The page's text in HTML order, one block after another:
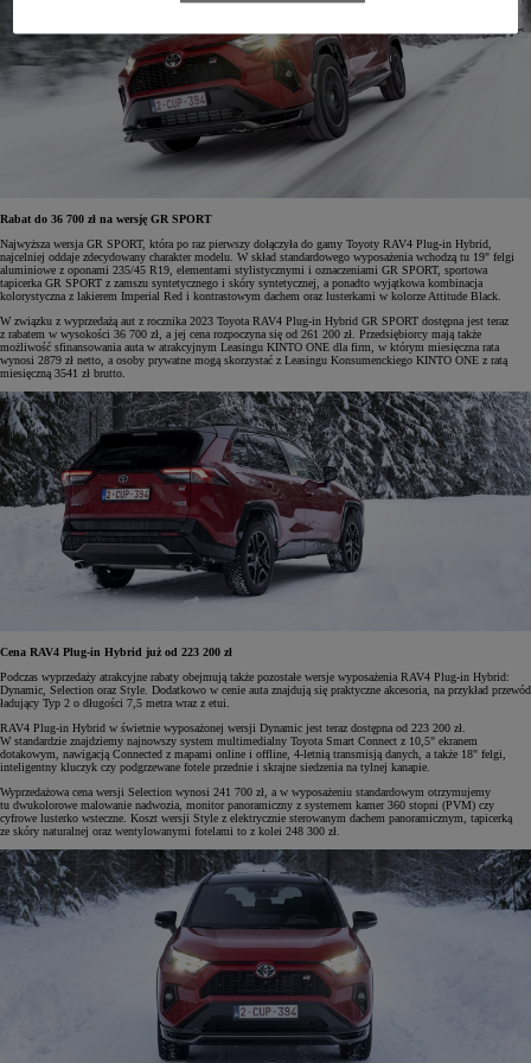
Rabat do 36 700 zł na wersję GR SPORT
Najwyższa wersja GR SPORT, która po raz pierwszy dołączyła do gamy Toyoty RAV4 Plug-in Hybrid,
najcelniej oddaje zdecydowany charakter modelu. W skład standardowego wyposażenia wchodzą tu 19" felgi
aluminiowe z oponami 235/45 R19, elementami stylistycznymi i oznaczeniami GR SPORT, sportowa
tapicerka GR SPORT z zamszu syntetycznego i skóry syntetycznej, a ponadto wyjątkowa kombinacja
kolorystyczna z lakierem Imperial Red i kontrastowym dachem oraz lusterkami w kolorze Attitude Black.
W związku z wyprzedażą aut z rocznika 2023 Toyota RAV4 Plug-in Hybrid GR SPORT dostępna jest teraz
z rabatem w wysokości 36 700 zł, a jej cena rozpoczyna się od 261 200 zł. Przedsiębiorcy mają także
możliwość sfinansowania auta w atrakcyjnym Leasingu KINTO ONE dla firm, w którym miesięczna rata
wynosi 2879 zł netto, a osoby prywatne mogą skorzystać z Leasingu Konsumenckiego KINTO ONE z ratą
miesięczną 3541 zł brutto.
Cena RAV4 Plug-in Hybrid już od 223 200 zł
Podczas wyprzedaży atrakcyjne rabaty obejmują także pozostałe wersje wyposażenia RAV4 Plug-in Hybrid:
Dynamic, Selection oraz Style. Dodatkowo w cenie auta znajdują się praktyczne akcesoria, na przykład przewód
ładujący Typ 2 o długości 7,5 metra wraz z etui.
RAV4 Plug-in Hybrid w świetnie wyposażonej wersji Dynamic jest teraz dostępna od 223 200 zł.
W standardzie znajdziemy najnowszy system multimedialny Toyota Smart Connect z 10,5" ekranem
dotakowym, nawigacją Connected z mapami online i offline, 4-letnią transmisją danych, a także 18" felgi,
inteligentny kluczyk czy podgrzewane fotele przednie i skrajne siedzenia na tylnej kanapie.
Wyprzedażowa cena wersji Selection wynosi 241 700 zł, a w wyposażeniu standardowym otrzymujemy
tu dwukolorowe malowanie nadwozia, monitor panoramiczny z systemem kamer 360 stopni (PVM) czy
cyfrowe lusterko wsteczne. Koszt wersji Style z elektrycznie sterowanym dachem panoramicznym, tapicerką
ze skóry naturalnej oraz wentylowanymi fotelami to z kolei 248 300 zł.